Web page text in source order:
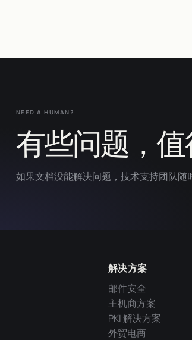
NEED A HUMAN?
有些问题，值
如果文档没能解决问题，技术支持团队随
解决方案
邮件安全
主机商方案
PKI 解决方案
外贸电商